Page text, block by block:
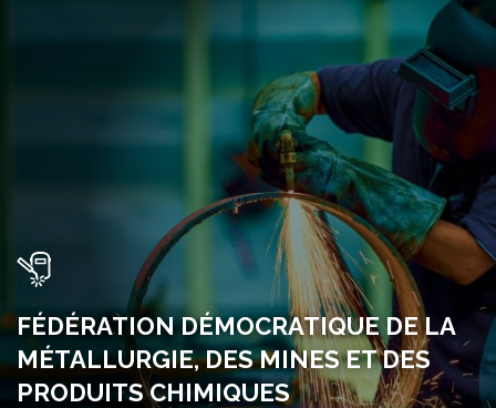
FÉDÉRATION DÉMOCRATIQUE DE LA
MÉTALLURGIE, DES MINES ET DES
PRODUITS CHIMIQUES